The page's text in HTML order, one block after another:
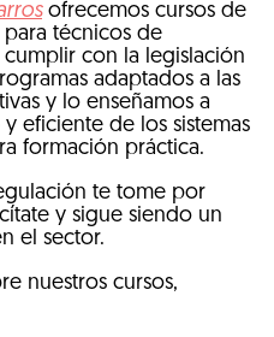
ofrecemos cursos de
técnicos de
con la legislación
adaptados a las
y lo enseñamos a
eficiente de los sistemas
formación práctica.
te tome por
y sigue siendo un
el sector.
nuestros cursos,